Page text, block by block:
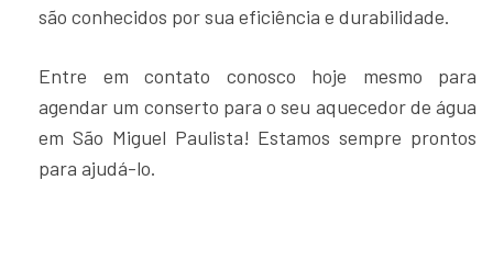
são conhecidos por sua eficiência e durabilidade.
Entre em contato conosco hoje mesmo para
agendar um conserto para o seu aquecedor de água
em São Miguel Paulista! Estamos sempre prontos
para ajudá-lo.